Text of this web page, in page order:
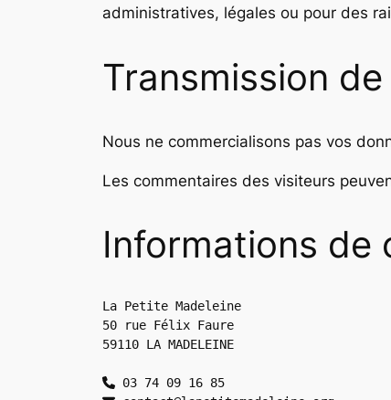
administratives, légales ou pour des
Transmission
Nous ne commercialisons pas vos
Les commentaires des visiteurs
Informations de
La Petite Madeleine
50 rue Félix Faure
59110 LA MADELEINE
03 74 09 16 85